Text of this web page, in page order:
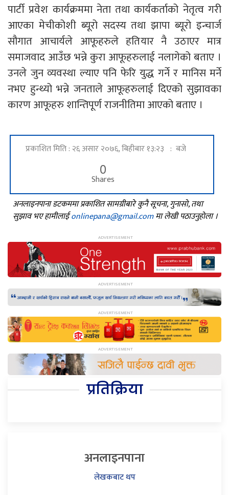
पार्टी प्रवेश कार्यक्रममा नेता तथा कार्यकर्ताको नेतृत्व गरी
आएका मेचीकोशी ब्यूरो सदस्य तथा झापा ब्यूरो इन्चार्ज
सौगात आचार्यले आफूहरुले हतियार नै उठाएर मात्र
समाजवाद आउँछ भन्ने कुरा आफूहरुलाई नलागेको बताए ।
उनले जुन व्यवस्था ल्याए पनि फेरि युद्ध गर्ने र मानिस मर्ने
नभए हुन्थ्यो भन्ने जनताले आफूहरुलाई दिएको सुझावका
कारण आफूहरु शान्तिपूर्ण राजनीतिमा आएको बताए ।
प्रकाशित मिति : २६ असार २०७६, बिहीबार १३:२३ : बजे
0
Shares
अनलाइनपाना डटकममा प्रकाशित सामग्रीबारे कुनै सूचना, गुनासो, तथा
सुझाव भए हामीलाईonlinepana@gmail.comमा लेखी पठाउनुहोला ।
प्रतिक्रिया
अनलाइनपाना
लेखकबाट थप